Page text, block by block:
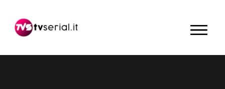
navigazione
contenuto
barra
primaria
MENU